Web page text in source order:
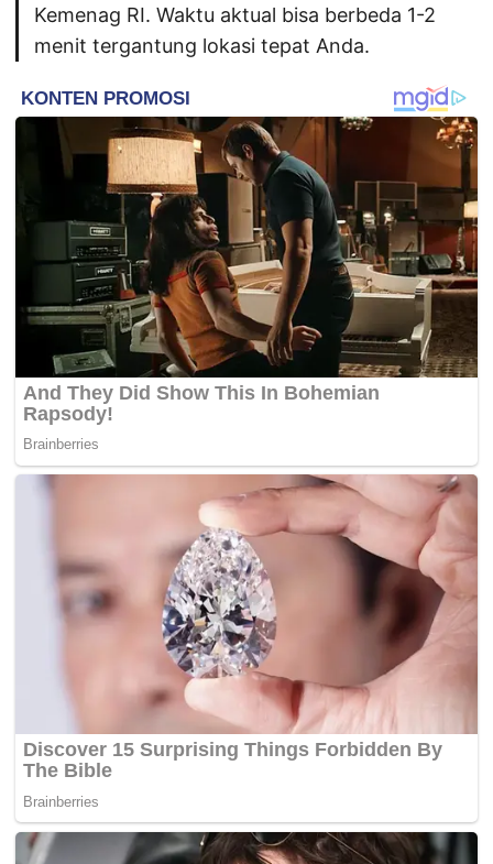
Kemenag RI. Waktu aktual bisa berbeda 1-2
menit tergantung lokasi tepat Anda.